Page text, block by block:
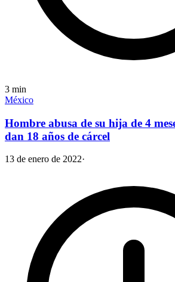
3 min
México
Hombre abusa de su hija de 4
dan 18 años de cárcel
13 de enero de 2022·